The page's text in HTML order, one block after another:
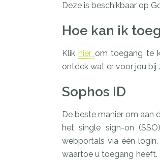
Deze is beschikbaar op
Hoe kan ik
Klik hier om toegang te
ontdek wat er voor jou bij
Sophos ID
De beste manier om aan
het single sign-on
webportals via één
waartoe u toegang heeft.